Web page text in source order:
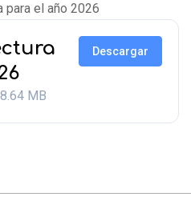
para el año 2026
8.64 MB
Descargar